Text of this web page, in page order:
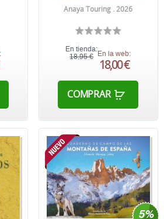
Anaya Touring . 2026
En tienda:
18,95 €
En la web:
18,00 €
COMPRAR